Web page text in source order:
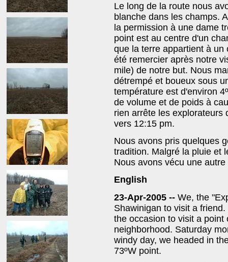
Le long de la route nous
blanche dans les champs.
la permission à une dame
point est au centre d'un
que la terre appartient à
été remercier après notre
mile) de notre but. Nous
détrempé et boueux sous
température est d'environ
de volume et de poids à
rien arrête les explorateurs
vers 12:15 pm.
Nous avons pris quelques
tradition. Malgré la pluie et
Nous avons vécu une
English
23-Apr-2005 -- We, the
Shawinigan to visit a
the occasion to visit a
neighborhood. Saturday
windy day, we headed in
73ºW point.